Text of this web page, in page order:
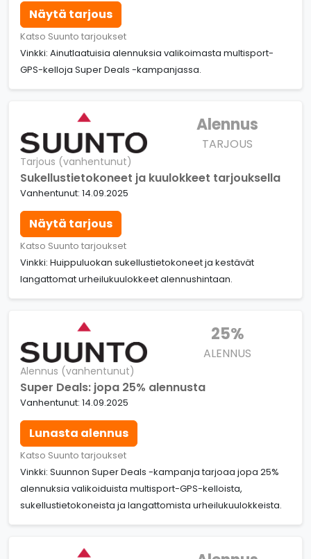
Näytä tarjous
Katso Suunto tarjoukset
Vinkki: Ainutlaatuisia alennuksia valikoimasta multisport-
GPS-kelloja Super Deals -kampanjassa.
Alennus
TARJOUS
Tarjous (vanhentunut)
Sukellustietokoneet ja kuulokkeet tarjouksella
Vanhentunut: 14.09.2025
Näytä tarjous
Katso Suunto tarjoukset
Vinkki: Huippuluokan sukellustietokoneet ja kestävät
langattomat urheilukuulokkeet alennushintaan.
25%
ALENNUS
Alennus (vanhentunut)
Super Deals: jopa 25% alennusta
Vanhentunut: 14.09.2025
Lunasta alennus
Katso Suunto tarjoukset
Vinkki: Suunnon Super Deals -kampanja tarjoaa jopa 25%
alennuksia valikoiduista multisport-GPS-kelloista,
sukellustietokoneista ja langattomista urheilukuulokkeista.